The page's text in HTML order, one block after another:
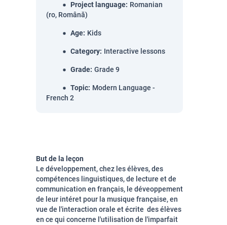
Project language: Romanian
(ro, Română)
Age: Kids
Category: Interactive lessons
Grade: Grade 9
Topic: Modern Language -
French 2
But de la leçon
Le développement, chez les élèves, des
compétences linguistiques, de lecture et de
communication en français, le déveoppement
de leur intéret pour la musique française, en
vue de l'interaction orale et écrite des élèves
en ce qui concerne l'utilisation de l'imparfait